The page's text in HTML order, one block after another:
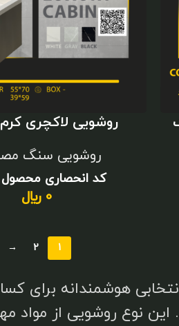
روشویی لاکچری
روشویی سنگ
کد انحصاری
0 ﷼
1
2
→
هوشمندانه برای
نوع روشویی از